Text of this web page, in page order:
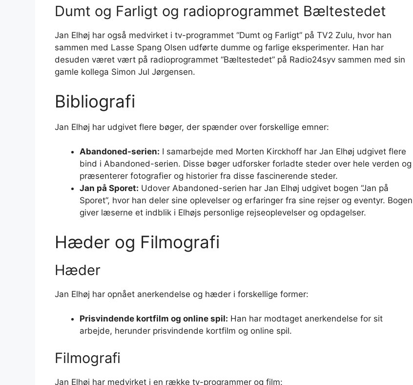
Dumt og Farligt og radioprogrammet Bæltestedet
Jan Elhøj har også medvirket i tv-programmet “Dumt og Farligt” på TV2 Zulu, hvor han
sammen med Lasse Spang Olsen udførte dumme og farlige eksperimenter. Han har
desuden været vært på radioprogrammet “Bæltestedet” på Radio24syv sammen med sin
gamle kollega Simon Jul Jørgensen.
Bibliografi
Jan Elhøj har udgivet flere bøger, der spænder over forskellige emner:
Abandoned-serien: I samarbejde med Morten Kirckhoff har Jan Elhøj udgivet flere
bind i Abandoned-serien. Disse bøger udforsker forladte steder over hele verden og
præsenterer fotografier og historier fra disse fascinerende steder.
Jan på Sporet: Udover Abandoned-serien har Jan Elhøj udgivet bogen “Jan på
Sporet”, hvor han deler sine oplevelser og erfaringer fra sine rejser og eventyr. Bogen
giver læserne et indblik i Elhøjs personlige rejseoplevelser og opdagelser.
Hæder og Filmografi
Hæder
Jan Elhøj har opnået anerkendelse og hæder i forskellige former:
Prisvindende kortfilm og online spil: Han har modtaget anerkendelse for sit
arbejde, herunder prisvindende kortfilm og online spil.
Filmografi
Jan Elhøj har medvirket i en række tv-programmer og film: